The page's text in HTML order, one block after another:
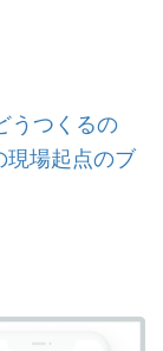
うつくるの
現場起点のブ